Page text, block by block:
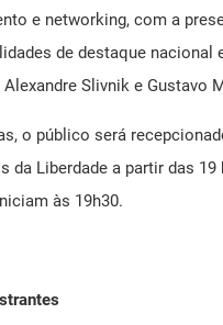
e networking, com a
de destaque nacional
Slivnik e Gustavo
o público será
da Liberdade a partir das 19
às 19h30.